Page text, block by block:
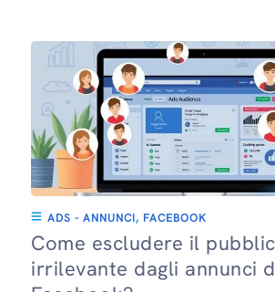
ADS - ANNUNCI, FACEBOOK
Come escludere il
irrilevante dagli annunci